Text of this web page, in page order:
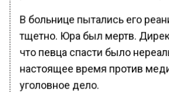
В больнице пытались его
тщетно. Юра был мертв.
что певца спасти было
настоящее время против
уголовное дело.